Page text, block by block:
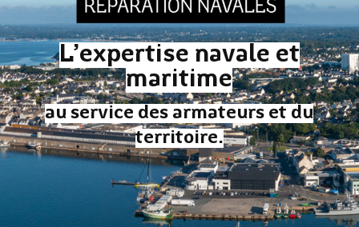
L’expertise navale et
maritime
au service des armateurs et du
territoire.